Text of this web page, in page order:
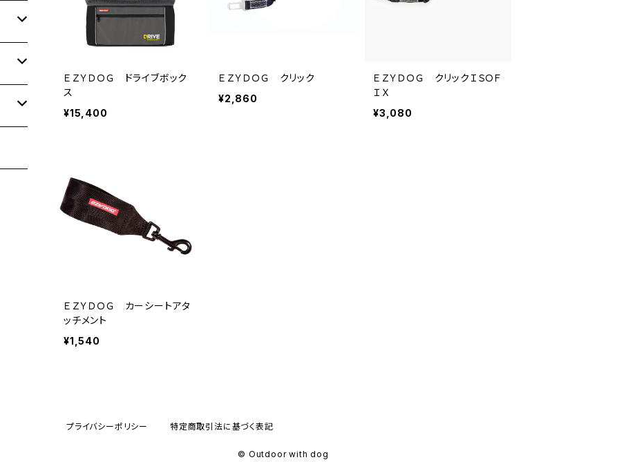
ＥＺＹＤＯＧ ドライブボック
ス
¥15,400
ＥＺＹＤＯＧ クリック
¥2,860
ＥＺＹＤＯＧ クリックＩＳＯＦ
ＩＸ
¥3,080
ＥＺＹＤＯＧ カーシートアタ
ッチメント
¥1,540
プライバシーポリシー 特定商取引法に基づく表記
© Outdoor with dog